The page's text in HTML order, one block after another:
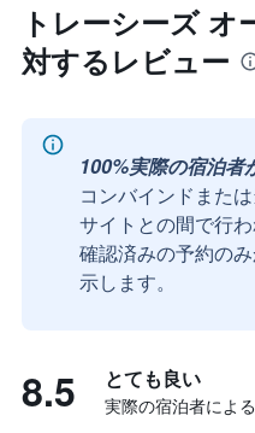
トレーシーズ
対するレビュー
100%実際の宿泊者
コンバインドまた
サイトとの間で行
確認済みの予約の
示します。
8.5 とても良い
実際の宿泊者によ